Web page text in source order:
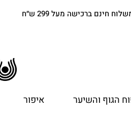
חינם ברכישה מעל 299 ש״ח
הגוף והשיער איפור